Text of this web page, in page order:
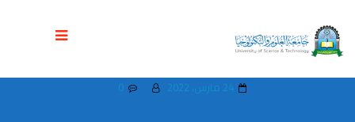
ندوة توعوية بجامعة العلوم والتكنولوجيا
24 مارس، 2022 0